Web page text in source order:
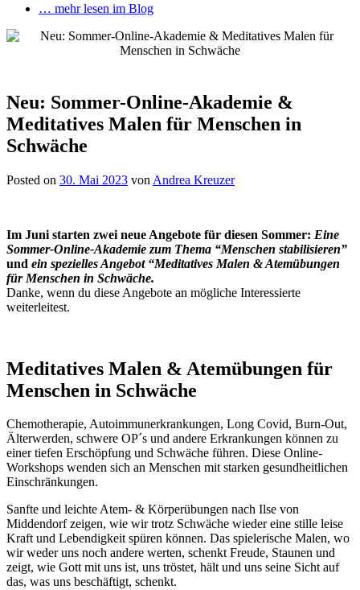
… mehr lesen im Blog
Neu: Sommer-Online-Akademie &
Meditatives Malen für Menschen in
Schwäche
Posted on 30. Mai 2023 von Andrea Kreuzer
Im Juni starten zwei neue Angebote für diesen Sommer: Eine
Sommer-Online-Akademie zum Thema “Menschen stabilisieren”
und ein spezielles Angebot “Meditatives Malen & Atemübungen
für Menschen in Schwäche.
Danke, wenn du diese Angebote an mögliche Interessierte
weiterleitest.
Meditatives Malen & Atemübungen für
Menschen in Schwäche
Chemotherapie, Autoimmunerkrankungen, Long Covid, Burn-Out,
Älterwerden, schwere OP´s und andere Erkrankungen können zu
einer tiefen Erschöpfung und Schwäche führen. Diese Online-
Workshops wenden sich an Menschen mit starken gesundheitlichen
Einschränkungen.
Sanfte und leichte Atem- & Körperübungen nach Ilse von
Middendorf zeigen, wie wir trotz Schwäche wieder eine stille leise
Kraft und Lebendigkeit spüren können. Das spielerische Malen, wo
wir weder uns noch andere werten, schenkt Freude, Staunen und
zeigt, wie Gott mit uns ist, uns tröstet, hält und uns seine Sicht auf
das, was uns beschäftigt, schenkt.